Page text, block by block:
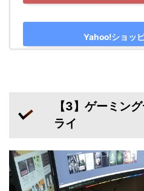
Yahoo!ショッ
【3】ゲーミン
ライ